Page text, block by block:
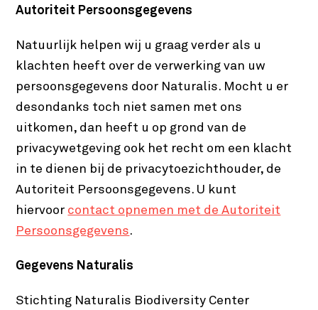
Autoriteit Persoonsgegevens
Natuurlijk helpen wij u graag verder als u
klachten heeft over de verwerking van uw
persoonsgegevens door Naturalis. Mocht u er
desondanks toch niet samen met ons
uitkomen, dan heeft u op grond van de
privacywetgeving ook het recht om een klacht
in te dienen bij de privacytoezichthouder, de
Autoriteit Persoonsgegevens. U kunt
hiervoor contact opnemen met de Autoriteit
Persoonsgegevens.
Gegevens Naturalis
Stichting Naturalis Biodiversity Center